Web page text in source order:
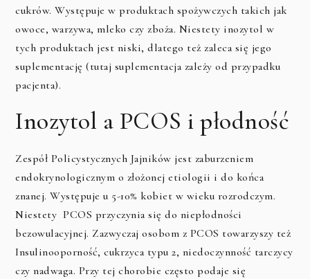
cukrów. Występuje w produktach spożywczych takich jak
owoce, warzywa, mleko czy zboża. Niestety inozytol w
tych produktach jest niski, dlatego też zaleca się jego
suplementację (tutaj suplementacja zależy od przypadku
pacjenta).
Inozytol a PCOS i płodność
Zespół Policystycznych Jajników jest zaburzeniem
endokrynologicznym o złożonej etiologii i do końca
znanej. Występuje u 5-10% kobiet w wieku rozrodczym.
Niestety PCOS przyczynia się do niepłodności
bezowulacyjnej. Zazwyczaj osobom z PCOS towarzyszy też
Insulinooporność, cukrzyca typu 2, niedoczynność tarczycy
czy nadwaga. Przy tej chorobie często podaje się